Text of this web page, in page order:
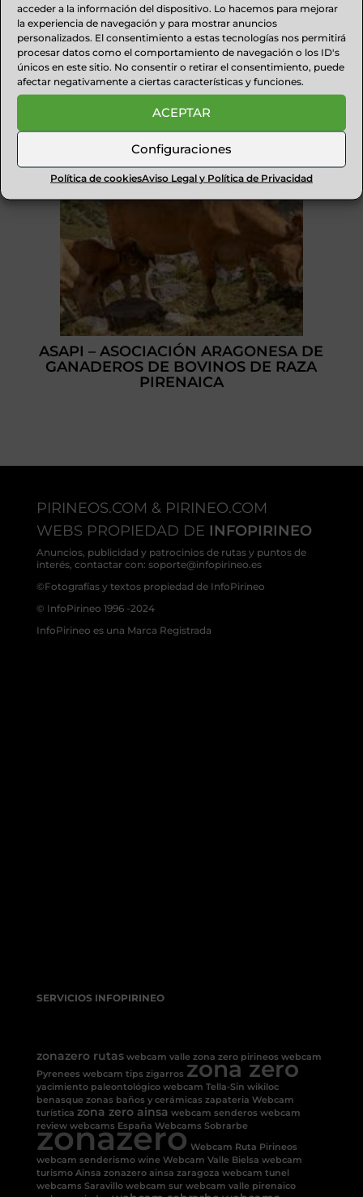
acceder a la información del dispositivo. Lo hacemos para mejorar
la experiencia de navegación y para mostrar anuncios
personalizados. El consentimiento a estas tecnologías nos permitirá
procesar datos como el comportamiento de navegación o los ID's
únicos en este sitio. No consentir o retirar el consentimiento, puede
afectar negativamente a ciertas características y funciones.
ACEPTAR
Configuraciones
Política de cookiesAviso Legal y Política de Privacidad
TIENDA ZONA ZERO
ASAPI – ASOCIACIÓN ARAGONESA DE
GANADEROS DE BOVINOS DE RAZA
PIRENAICA
PIRINEOS.COM & PIRINEO.COM
WEBS PROPIEDAD DE INFOPIRINEO
Anuncios, publicidad y patrocinios de rutas y puntos de
interés, contactar con: soporte@infopirineo.es
©Fotografías y textos propiedad de InfoPirineo
© InfoPirineo 1996 -2024
InfoPirineo es una Marca Registrada
SERVICIOS INFOPIRINEO
zonazero rutas webcam valle zona zero pirineos webcam
Pyrenees webcam tips zigarros zona zero
yacimiento paleontológico webcam Tella-Sin wikiloc
benasque zonas baños y cerámicas zapateria Webcam
turística zona zero ainsa webcam senderos webcam
review webcams España Webcams Sobrarbe
zonazero Webcam Ruta Pirineos
webcam senderismo wine Webcam Valle Bielsa webcam
turismo Ainsa zonazero ainsa zaragoza webcam tunel
webcams Saravillo webcam sur webcam valle pirenaico